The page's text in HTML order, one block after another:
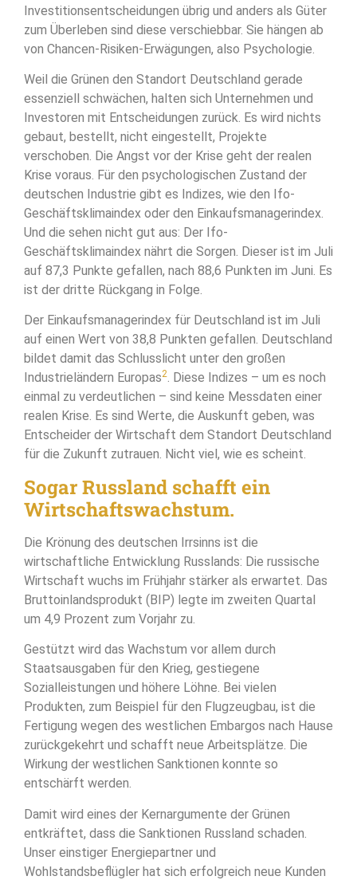
Investitionsentscheidungen übrig und anders als Güter
zum Überleben sind diese verschiebbar. Sie hängen ab
von Chancen-Risiken-Erwägungen, also Psychologie.
Weil die Grünen den Standort Deutschland gerade
essenziell schwächen, halten sich Unternehmen und
Investoren mit Entscheidungen zurück. Es wird nichts
gebaut, bestellt, nicht eingestellt, Projekte
verschoben. Die Angst vor der Krise geht der realen
Krise voraus. Für den psychologischen Zustand der
deutschen Industrie gibt es Indizes, wie den Ifo-
Geschäftsklimaindex oder den Einkaufsmanagerindex.
Und die sehen nicht gut aus: Der Ifo-
Geschäftsklimaindex nährt die Sorgen. Dieser ist im Juli
auf 87,3 Punkte gefallen, nach 88,6 Punkten im Juni. Es
ist der dritte Rückgang in Folge.
Der Einkaufsmanagerindex für Deutschland ist im Juli
auf einen Wert von 38,8 Punkten gefallen. Deutschland
bildet damit das Schlusslicht unter den großen
Industrieländern Europas2. Diese Indizes – um es noch
einmal zu verdeutlichen – sind keine Messdaten einer
realen Krise. Es sind Werte, die Auskunft geben, was
Entscheider der Wirtschaft dem Standort Deutschland
für die Zukunft zutrauen. Nicht viel, wie es scheint.
Sogar Russland schafft ein
Wirtschaftswachstum.
Die Krönung des deutschen Irrsinns ist die
wirtschaftliche Entwicklung Russlands: Die russische
Wirtschaft wuchs im Frühjahr stärker als erwartet. Das
Bruttoinlandsprodukt (BIP) legte im zweiten Quartal
um 4,9 Prozent zum Vorjahr zu.
Gestützt wird das Wachstum vor allem durch
Staatsausgaben für den Krieg, gestiegene
Sozialleistungen und höhere Löhne. Bei vielen
Produkten, zum Beispiel für den Flugzeugbau, ist die
Fertigung wegen des westlichen Embargos nach Hause
zurückgekehrt und schafft neue Arbeitsplätze. Die
Wirkung der westlichen Sanktionen konnte so
entschärft werden.
Damit wird eines der Kernargumente der Grünen
entkräftet, dass die Sanktionen Russland schaden.
Unser einstiger Energiepartner und
Wohlstandsbeflügler hat sich erfolgreich neue Kunden